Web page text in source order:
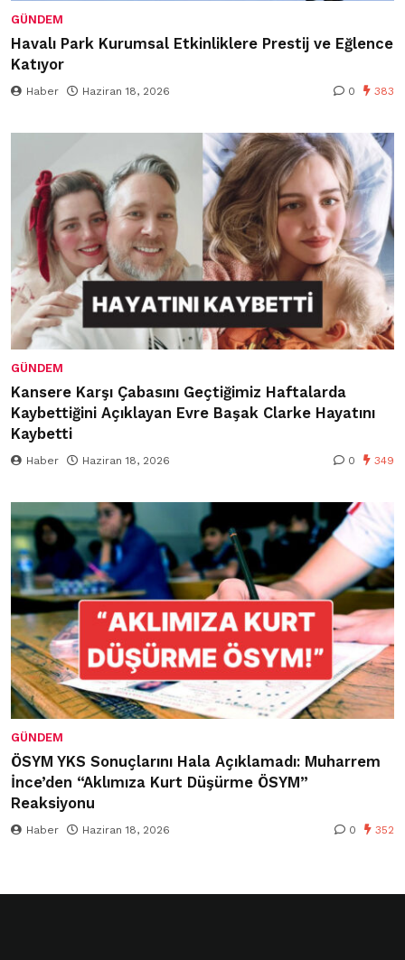
GÜNDEM
Havalı Park Kurumsal Etkinliklere Prestij ve Eğlence
Katıyor
Haber Haziran 18, 2026 0 383
GÜNDEM
Kansere Karşı Çabasını Geçtiğimiz Haftalarda
Kaybettiğini Açıklayan Evre Başak Clarke Hayatını
Kaybetti
Haber Haziran 18, 2026 0 349
GÜNDEM
ÖSYM YKS Sonuçlarını Hala Açıklamadı: Muharrem
İnce’den “Aklımıza Kurt Düşürme ÖSYM”
Reaksiyonu
Haber Haziran 18, 2026 0 352